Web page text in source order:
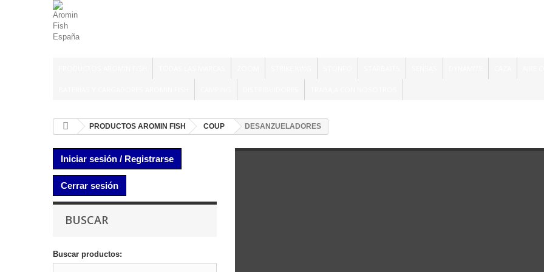
PRODUCTOS AROMIN FISH COUP DESANZUELADORES
Iniciar sesión / Registrarse
Cerrar sesión
BUSCAR
Buscar productos: